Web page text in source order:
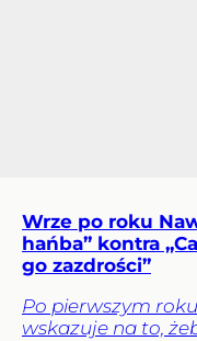
Wrze po roku
hańba” kontra
go zazdrości”
Po pierwszym
wskazuje na to,